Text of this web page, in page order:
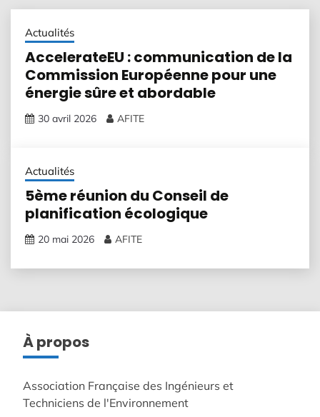
Actualités
AccelerateEU : communication de la
Commission Européenne pour une
énergie sûre et abordable
30 avril 2026 AFITE
Actualités
5ème réunion du Conseil de
planification écologique
20 mai 2026 AFITE
À propos
Association Française des Ingénieurs et
Techniciens de l'Environnement